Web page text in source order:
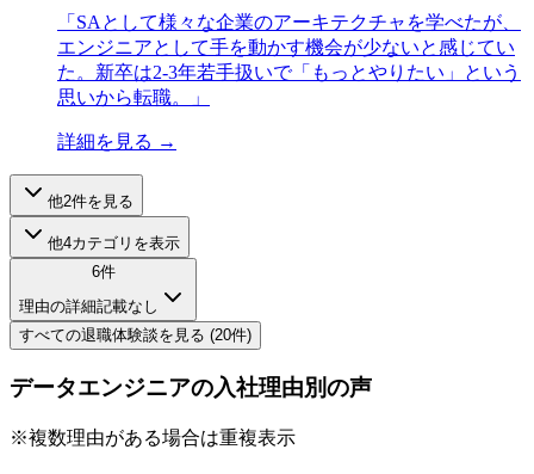
「 SAとして様々な企業のアーキテクチャを学べたが、
エンジニアとして手を動かす機会が少ないと感じてい
た。新卒は2-3年若手扱いで「もっとやりたい」という
思いから転職。
」
詳細を見る →
他2件を見る
他4カテゴリを表示
6件
理由の詳細記載なし
すべての退職体験談を見る (20件)
データエンジニアの入社理由別の声
※複数理由がある場合は重複表示